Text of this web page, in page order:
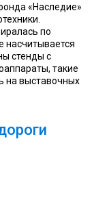
«Наследие»
по
насчитывается
стенды с
такие
на выставочных